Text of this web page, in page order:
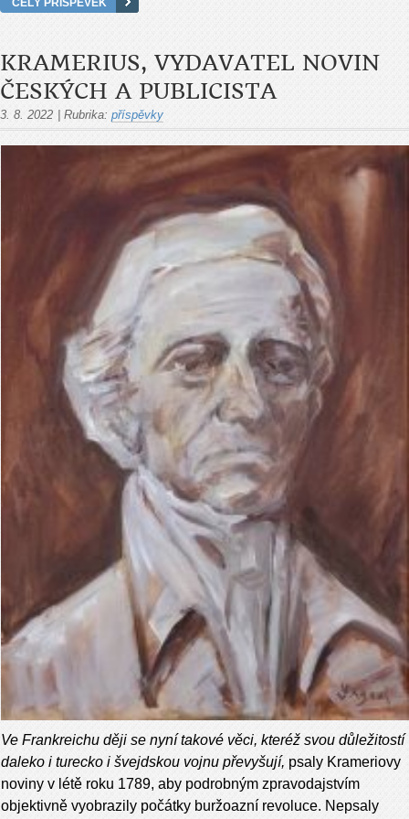
CELÝ PŘÍSPĚVEK
KRAMERIUS, VYDAVATEL NOVIN
ČESKÝCH A PUBLICISTA
3. 8. 2022 Rubrika: příspěvky
Ve Frankreichu ději se nyní takové věci, kteréž svou důležitostí
daleko i turecko i švejdskou vojnu převyšují, psaly Krameriovy
noviny v létě roku 1789, aby podrobným zpravodajstvím
objektivně vyobrazily počátky buržoazní revoluce. Nepsaly